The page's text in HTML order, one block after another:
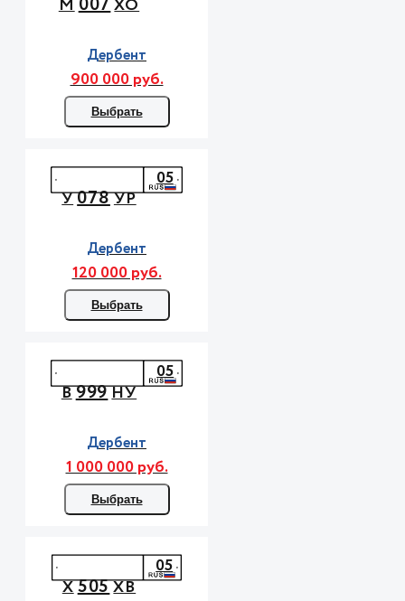
М ХО
Дербент
900 000 руб.
Выбрать
У078УР
05
Дербент
120 000 руб.
Выбрать
В999НУ
05
Дербент
1 000 000 руб.
Выбрать
Х505ХВ
05